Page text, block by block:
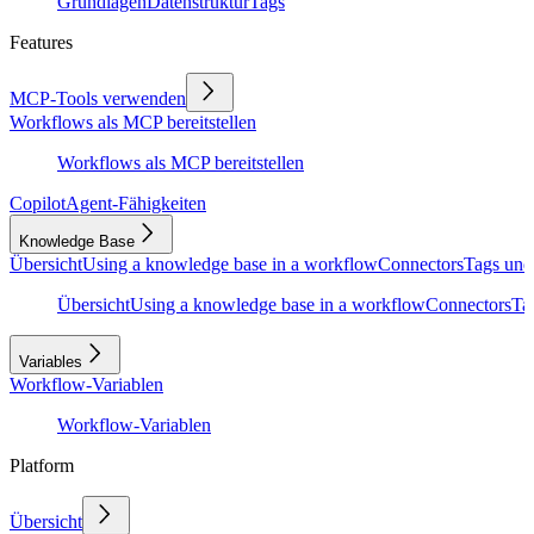
Features
MCP-Tools verwenden
Workflows als MCP bereitstellen
Workflows als MCP bereitstellen
CopilotAgent-Fähigkeiten
Knowledge Base
ÜbersichtUsing a knowledge base in a workflowConnectorsTags
ÜbersichtUsing a knowledge base in a workflowConnectors
Variables
Workflow-Variablen
Workflow-Variablen
Platform
Übersicht